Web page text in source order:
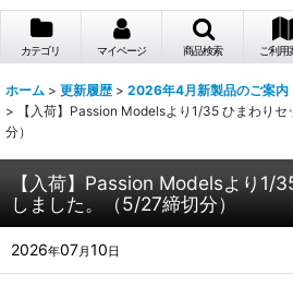
カテゴリ マイページ 商品検索 ご利用
ホーム > 更新履歴 > 2026年4月新製品のご案内
>
【入荷】Passion Modelsより1/35 ひまわり
分）
【入荷】Passion Modelsより1/
しました。（5/27締切分）
2026年07月10日